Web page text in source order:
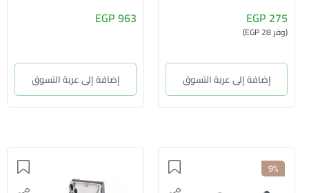
275 EGP
(وفر 28 EGP)
إضافة إلى عربة التسوق
963 EGP
إضافة إلى عربة التسوق
9%